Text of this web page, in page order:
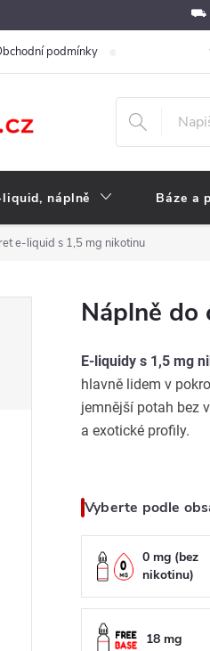
⛟
podmínky Podmínky
liquid, náplně Báze a
e-liquid s 1,5 mg nikotinu
Náplně
E-liquidy s 1,5 mg
hlavně lidem v
jemnější potah bez
a exotické profily.
Vyberte podle
0 mg (bez
nikotinu)
18 mg